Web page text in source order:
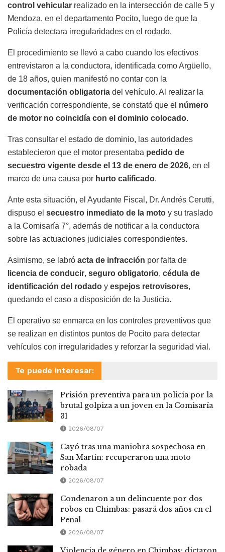
control vehicular realizado en la intersección de calle 5 y
Mendoza, en el departamento Pocito, luego de que la
Policía detectara irregularidades en el rodado.
El procedimiento se llevó a cabo cuando los efectivos
entrevistaron a la conductora, identificada como Argüello,
de 18 años, quien manifestó no contar con la
documentación obligatoria del vehículo. Al realizar la
verificación correspondiente, se constató que el número
de motor no coincidía con el dominio colocado.
Tras consultar el estado de dominio, las autoridades
establecieron que el motor presentaba pedido de
secuestro vigente desde el 13 de enero de 2026, en el
marco de una causa por hurto calificado.
Ante esta situación, el Ayudante Fiscal, Dr. Andrés Cerutti,
dispuso el secuestro inmediato de la moto y su traslado
a la Comisaría 7°, además de notificar a la conductora
sobre las actuaciones judiciales correspondientes.
Asimismo, se labró acta de infracción por falta de
licencia de conducir, seguro obligatorio, cédula de
identificación del rodado y espejos retrovisores,
quedando el caso a disposición de la Justicia.
El operativo se enmarca en los controles preventivos que
se realizan en distintos puntos de Pocito para detectar
vehículos con irregularidades y reforzar la seguridad vial.
Te puede interesar:
Prisión preventiva para un policía por la
brutal golpiza a un joven en la Comisaría
31
2026/08/07
Cayó tras una maniobra sospechosa en
San Martín: recuperaron una moto
robada
2026/08/07
Condenaron a un delincuente por dos
robos en Chimbas: pasará dos años en el
Penal
2026/08/07